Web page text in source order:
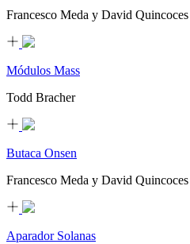
Francesco Meda y David Quincoces
Módulos Mass
Todd Bracher
Butaca Onsen
Francesco Meda y David Quincoces
Aparador Solanas